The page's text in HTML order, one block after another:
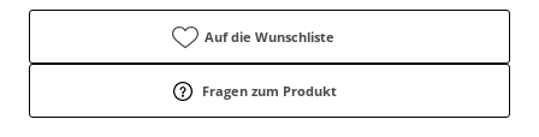
Auf die Wunschliste
Fragen zum Produkt